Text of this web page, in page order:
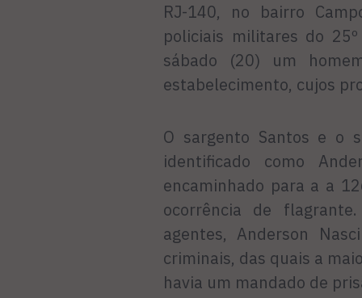
RJ-140, no bairro
policiais militares do
sábado (20) um
estabelecimento, cujos
O sargento Santos e o
identificado como
encaminhado para a a
ocorrência de
agentes, Anderson
criminais, das quais a
havia um mandado de